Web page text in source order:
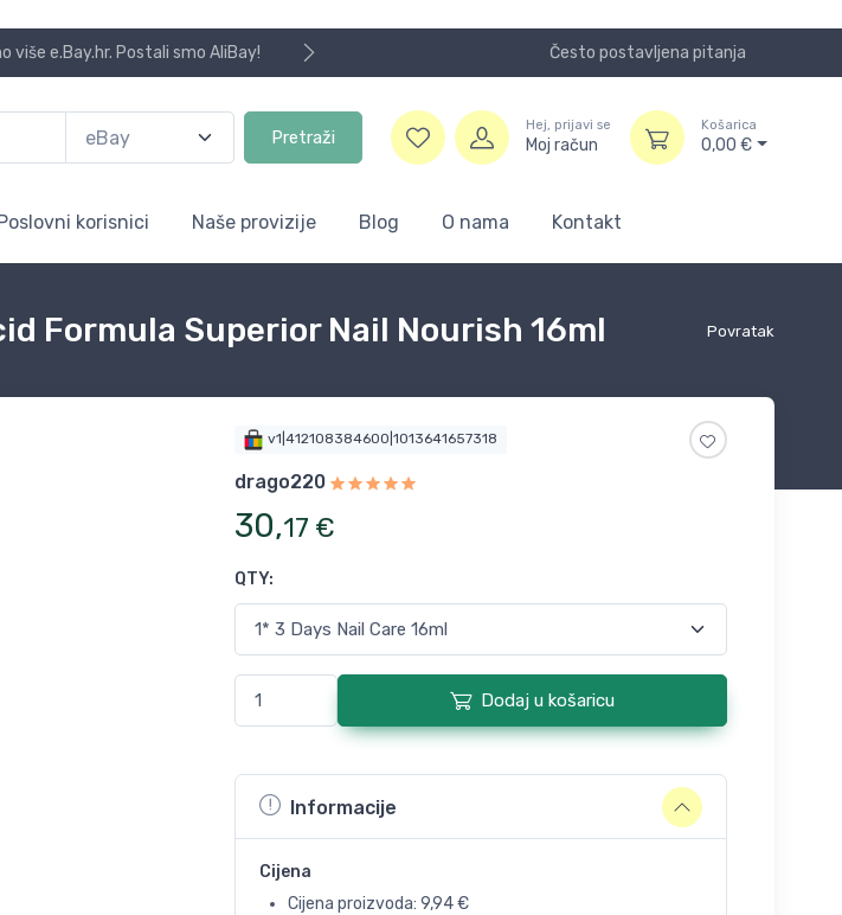
više e.Bay.hr. Postali smo AliBay! Često postavljena pitanja
Pretraži
Hej, prijavi se
Moj račun
Košarica
0,00 €
korisnici Naše provizije Blog O nama Kontakt
Povratak
Formula Superior Nail Nourish 16ml
v1|412108384600|1013641657318
drago220
30,17 €
QTY:
Dodaj u košaricu
Informacije
Cijena
Cijena proizvoda: 9,94€